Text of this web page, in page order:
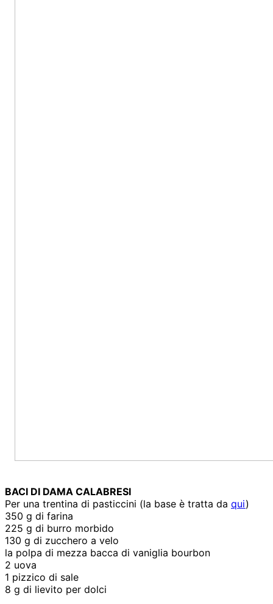
BACI DI DAMA CALABRESI
Per una trentina di pasticcini (la base è tratta da qui)
350 g di farina
225 g di burro morbido
130 g di zucchero a velo
la polpa di mezza bacca di vaniglia bourbon
2 uova
1 pizzico di sale
8 g di lievito per dolci